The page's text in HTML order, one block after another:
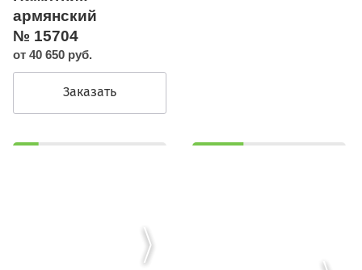
армянский
№ 15704
от 40 650 руб.
Заказать